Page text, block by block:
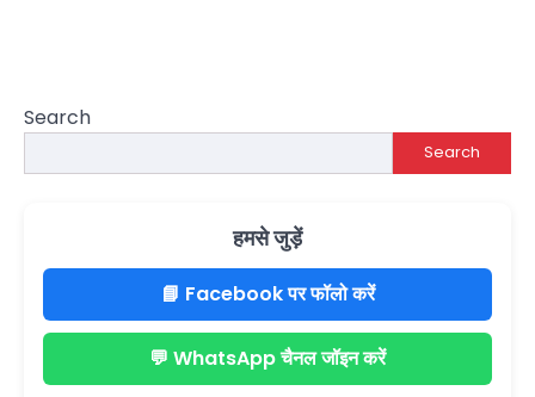
Search
Search
हमसे जुड़ें
📘 Facebook पर फॉलो करें
💬 WhatsApp चैनल जॉइन करें